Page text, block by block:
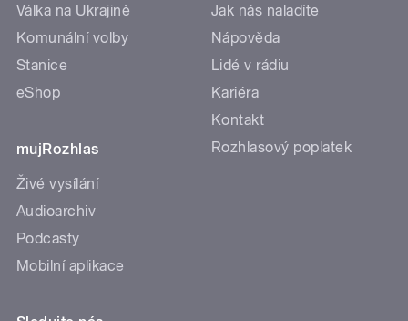
Válka na Ukrajině
Komunální volby
Stanice
eShop
mujRozhlas
Živé vysílání
Audioarchiv
Podcasty
Mobilní aplikace
Jak nás naladíte
Nápověda
Lidé v rádiu
Kariéra
Kontakt
Rozhlasový poplatek